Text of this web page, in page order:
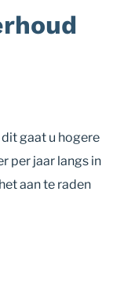
gaat u hogere
per jaar langs in
aan te raden